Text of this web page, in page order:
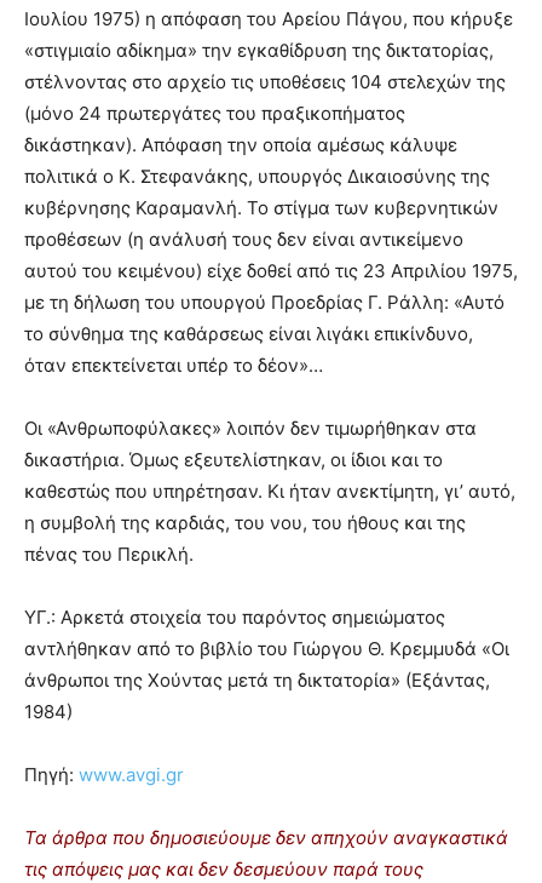
Ιουλίου 1975) η απόφαση του Αρείου Πάγου, που κήρυξε
«στιγμιαίο αδίκημα» την εγκαθίδρυση της δικτατορίας,
στέλνοντας στο αρχείο τις υποθέσεις 104 στελεχών της
(μόνο 24 πρωτεργάτες του πραξικοπήματος
δικάστηκαν). Απόφαση την οποία αμέσως κάλυψε
πολιτικά ο Κ. Στεφανάκης, υπουργός Δικαιοσύνης της
κυβέρνησης Καραμανλή. Το στίγμα των κυβερνητικών
προθέσεων (η ανάλυσή τους δεν είναι αντικείμενο
αυτού του κειμένου) είχε δοθεί από τις 23 Απριλίου 1975,
με τη δήλωση του υπουργού Προεδρίας Γ. Ράλλη: «Αυτό
το σύνθημα της καθάρσεως είναι λιγάκι επικίνδυνο,
όταν επεκτείνεται υπέρ το δέον»…
Οι «Ανθρωποφύλακες» λοιπόν δεν τιμωρήθηκαν στα
δικαστήρια. Όμως εξευτελίστηκαν, οι ίδιοι και το
καθεστώς που υπηρέτησαν. Κι ήταν ανεκτίμητη, γι’ αυτό,
η συμβολή της καρδιάς, του νου, του ήθους και της
πένας του Περικλή.
ΥΓ.: Αρκετά στοιχεία του παρόντος σημειώματος
αντλήθηκαν από το βιβλίο του Γιώργου Θ. Κρεμμυδά «Οι
άνθρωποι της Χούντας μετά τη δικτατορία» (Εξάντας,
1984)
Πηγή: www.avgi.gr
Τα άρθρα που δημοσιεύουμε δεν απηχούν αναγκαστικά
τις απόψεις μας και δεν δεσμεύουν παρά τους